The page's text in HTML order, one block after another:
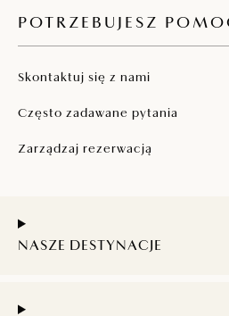
POTRZEBUJESZ
Skontaktuj się z nami
Często zadawane pytania
Zarządzaj rezerwacją
NASZE DESTYNACJE